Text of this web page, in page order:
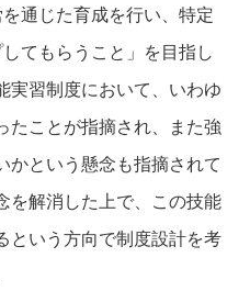
通じた育成を行い、特定
てもらうこと」を目指し
実習制度において、いわゆ
たことが指摘され、また強
かという懸念も指摘されて
を解消した上で、この技能
という方向で制度設計を考